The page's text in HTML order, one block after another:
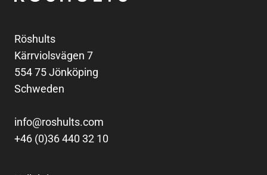
Röshults
Kärrviolsvägen 7
554 75 Jönköping
Schweden
info@roshults.com
+46 (0)36 440 32 10